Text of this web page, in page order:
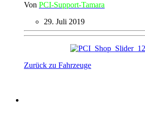
Von PCI-Support-Tamara
29. Juli 2019
Zurück zu Fahrzeuge